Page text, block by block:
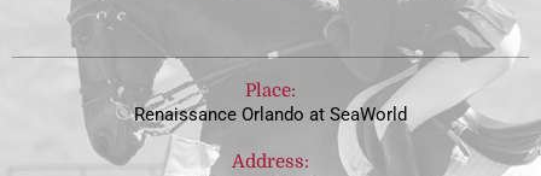
Place:
Renaissance Orlando at SeaWorld
Address: